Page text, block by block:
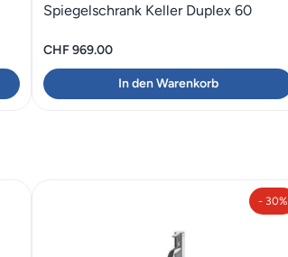
Spiegelschrank Keller Duplex 60
CHF969.00
In den Warenkorb
- 30%